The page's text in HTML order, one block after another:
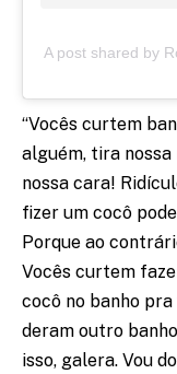
A post shared by
“Vocês curtem
alguém, tira nossa
nossa cara!
fizer um cocô
Porque ao
Vocês curtem
cocô no banho
deram outro
isso, galera. Vou